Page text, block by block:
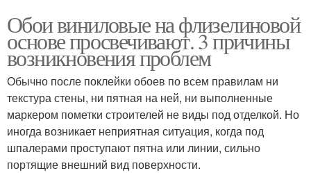
Обои виниловые на флизелиновой
основе просвечивают. 3 причины
возникновения проблем
Обычно после поклейки обоев по всем правилам ни
текстура стены, ни пятная на ней, ни выполненные
маркером пометки строителей не виды под отделкой. Но
иногда возникает неприятная ситуация, когда под
шпалерами проступают пятна или линии, сильно
портящие внешний вид поверхности.